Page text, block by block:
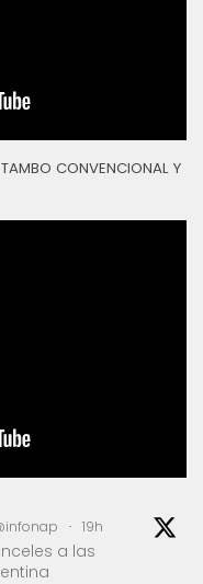
CONVENCIONAL Y
· 19h
a las